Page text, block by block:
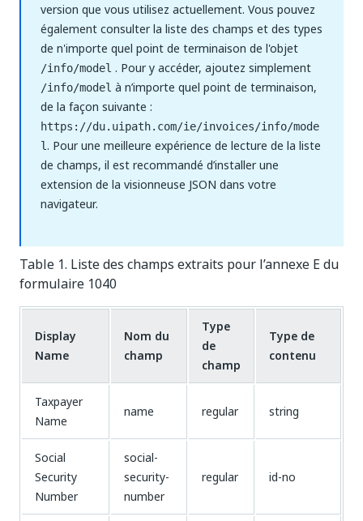
version que vous utilisez actuellement. Vous pouvez
également consulter la liste des champs et des types
de n'importe quel point de terminaison de l'objet
/info/model . Pour y accéder, ajoutez simplement
/info/model à n’importe quel point de terminaison,
de la façon suivante :
https://du.uipath.com/ie/invoices/info/mode
l. Pour une meilleure expérience de lecture de la liste
de champs, il est recommandé d’installer une
extension de la visionneuse JSON dans votre
navigateur.
Table 1. Liste des champs extraits pour l’annexe E du
formulaire 1040
Display
Name
Nom du
champ
Type
de
champ
Type de
contenu
Taxpayer
Name
name regular string
Social
Security
Number
social-
security-
number
regular id-no